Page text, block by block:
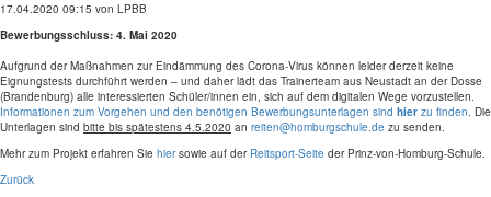
17.04.2020 09:15 von LPBB
Bewerbungsschluss: 4. Mai 2020
Aufgrund der Maßnahmen zur Eindämmung des Corona-Virus können leider derzeit keine
Eignungstests durchführt werden – und daher lädt das Trainerteam aus Neustadt an der Dosse
(Brandenburg) alle interessierten Schüler/innen ein, sich auf dem digitalen Wege vorzustellen.
Informationen zum Vorgehen und den benötigen Bewerbungsunterlagen sind hier zu finden. Die
Unterlagen sind bitte bis spätestens 4.5.2020 an reiten@homburgschule.de zu senden.
Mehr zum Projekt erfahren Sie hiersowie auf der Reitsport-Seite der Prinz-von-Homburg-Schule.
Zurück